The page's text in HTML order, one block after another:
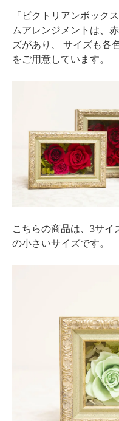
「ビクトリアンボック
ムアレンジメントは、
ズがあり、 サイズも各
をご用意しています。
こちらの商品は、3サイ
の小さいサイズです。